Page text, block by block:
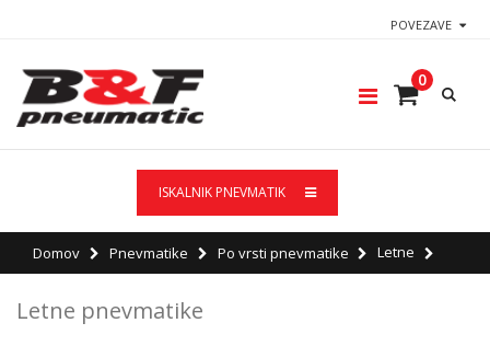
POVEZAVE
0
ISKALNIK PNEVMATIK
Domov Pnevmatike Po vrsti pnevmatike Letne
Letne pnevmatike